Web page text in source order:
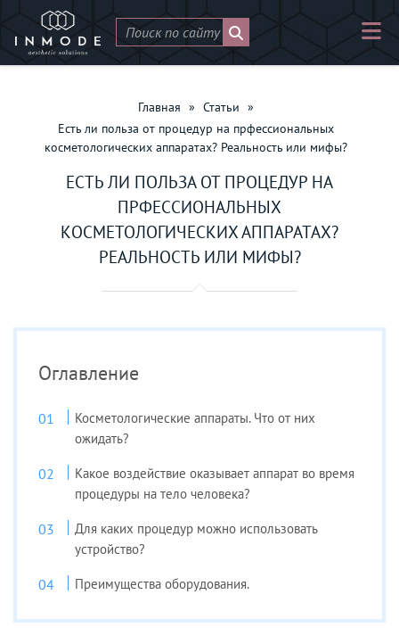
Главная » Статьи »
Есть ли польза от процедур на прфессиональных
косметологических аппаратах? Реальность или мифы?
ЕСТЬ ЛИ ПОЛЬЗА ОТ ПРОЦЕДУР НА
ПРФЕССИОНАЛЬНЫХ
КОСМЕТОЛОГИЧЕСКИХ АППАРАТАХ?
РЕАЛЬНОСТЬ ИЛИ МИФЫ?
Оглавление
Косметологические аппараты. Что от них
ожидать?
Какое воздействие оказывает аппарат во время
процедуры на тело человека?
Для каких процедур можно использовать
устройство?
Преимущества оборудования.